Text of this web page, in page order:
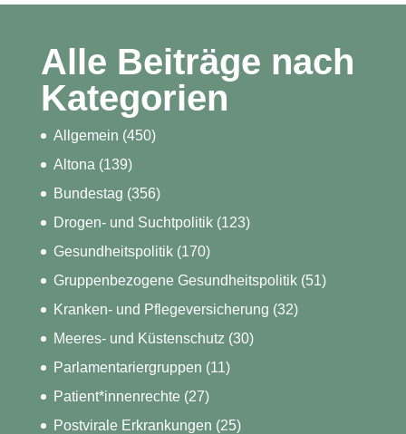
Alle Beiträge nach
Kategorien
Allgemein (450)
Altona (139)
Bundestag (356)
Drogen- und Suchtpolitik(123)
Gesundheitspolitik(170)
Gruppenbezogene Gesundheitspolitik(51)
Kranken- und Pflegeversicherung (32)
Meeres- und Küstenschutz (30)
Parlamentariergruppen (11)
Patient*innenrechte(27)
Postvirale Erkrankungen (25)